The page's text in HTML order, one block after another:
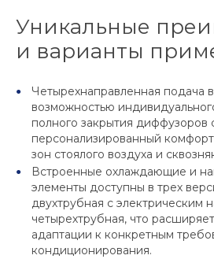
Уникальные
и варианты
Четырехнаправленная подача
возможностью
полного закрытия диффузоров
персонализированный
зон стоялого воздуха и
Встроенные охлаждающие и
элементы доступны в трех
двухтрубная с электрическим
четырехтрубная, что
адаптации к конкретным
кондиционирования.